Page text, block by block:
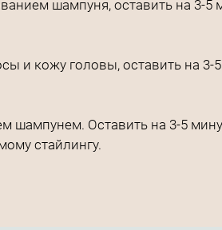
шампуня, оставить на 3-
кожу головы, оставить на 3-
шампунем. Оставить на 3-5
стайлингу.